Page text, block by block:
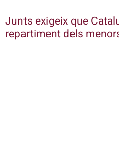
Junts exigeix que
repartiment dels